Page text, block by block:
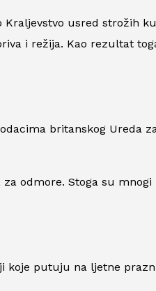
usred strožih
i režija. Kao rezultat
britanskog Ureda
odmore. Stoga su
koje putuju na ljetne